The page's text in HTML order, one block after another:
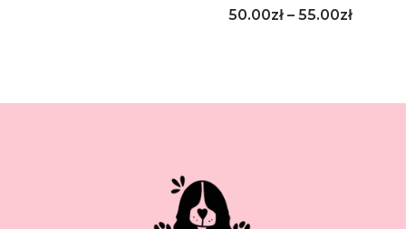
50.00zł – 55.00zł